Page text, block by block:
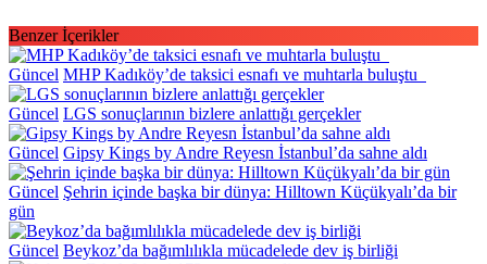
Benzer İçerikler
Güncel MHP Kadıköy’de taksici esnafı ve muhtarla buluştu
Güncel LGS sonuçlarının bizlere anlattığı gerçekler
Güncel Gipsy Kings by Andre Reyesn İstanbul’da sahne aldı
Güncel Şehrin içinde başka bir dünya: Hilltown Küçükyalı’da bir
gün
Güncel Beykoz’da bağımlılıkla mücadelede dev iş birliği